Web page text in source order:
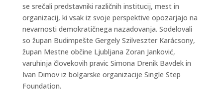
se srečali predstavniki različnih institucij, mest in
organizacij, ki vsak iz svoje perspektive opozarjajo na
nevarnosti demokratičnega nazadovanja. Sodelovali
so župan Budimpešte Gergely Szilveszter Karácsony,
župan Mestne občine Ljubljana Zoran Janković,
varuhinja človekovih pravic Simona Drenik Bavdek in
Ivan Dimov iz bolgarske organizacije Single Step
Foundation.